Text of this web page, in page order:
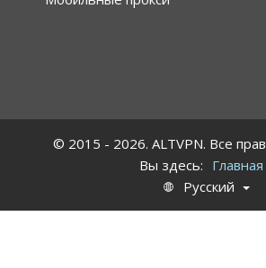
© 2015 - 2026. ALTVPN. Все
Вы здесь: Главная
Русский